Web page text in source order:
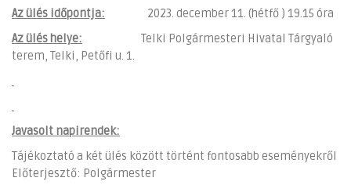
Az ülés időpontja: 2023. december 11. (hétfő ) 19.15 óra
Az ülés helye: Telki Polgármesteri Hivatal Tárgyaló
terem, Telki, Petőfi u. 1.
Javasolt napirendek:
Tájékoztató a két ülés között történt fontosabb eseményekről
Előterjesztő: Polgármester